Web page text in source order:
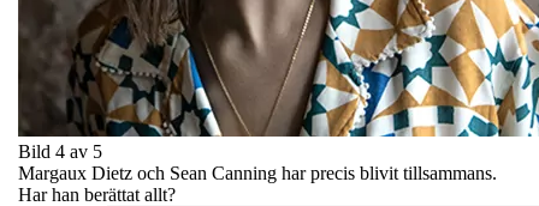
Bild 4 av 5
Margaux Dietz och Sean Canning har precis blivit tillsammans.
Har han berättat allt?